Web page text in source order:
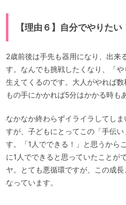
【理由６】自分でやりたい
2歳前後は手先も器用になり、出来
す。なんでも挑戦したくなり、「
生えてくるのです。大人がやれば
もの手にかかれば5分はかかる時も
なかなか終わらずイライラしてし
すが、子どもにとってこの「手伝
す。「1人でできる！」と思うから
に1人でできると思っていたことが
ヤ。とても悪循環ですが、この成
なっています。